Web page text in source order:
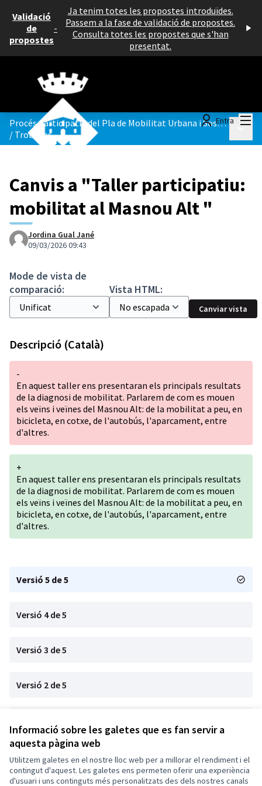
Informació sobre les galetes que es fan servir a
aquesta pàgina web
Utilitzem galetes en el nostre lloc web per a millorar el rendiment i el
contingut d'aquest. Les galetes ens permeten oferir una experiència
d'usuari i uns continguts més personalitzats des dels nostres canals
Validació
de
propostes
-
Ja tenim totes les propostes introduïdes.
Passem a la fase de validació de propostes.
Consulta totes les propostes que s'han
presentat.
Entra
Procés participatiu del Pla de Mobilitat Urbana i Sostenible del Masnou
/ Trobades
Canvis a "Taller participatiu:
mobilitat al Masnou Alt "
Jordina Gual Jané
09/03/2026 09:43
Mode de vista de
comparació:
Vista HTML:
Canviar vista
Descripció (Català)
-
En aquest taller ens presentaran els principals resultats
de la diagnosi de mobilitat. Parlarem de com es mouen
els veïns i veïnes del Masnou Alt: de la mobilitat a peu, en
bicicleta, en cotxe, de l'autobús, l'aparcament, entre
d'altres.
+
En aquest taller ens presentaran els principals resultats
de la diagnosi de mobilitat. Parlarem de com es mouen
els veïns i veïnes del Masnou Alt: de la mobilitat a peu, en
bicicleta, en cotxe, de l'autobús, l'aparcament, entre
d'altres.
Versió 5 de 5
Versió 4 de 5
Versió 3 de 5
Versió 2 de 5
Termes i condicions d'ús
Configuració de les galetes
El Masnou Participa a X
El Masnou Participa a Facebook
El Masnou Participa a Instagram
El Masnou Participa a YouTube